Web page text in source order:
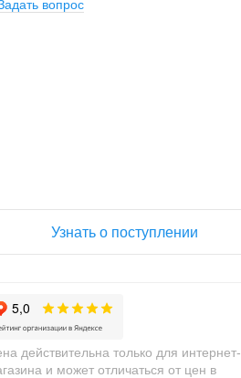
вопрос
Узнать о поступлении
действительна только для интернет-
и может отличаться от цен в